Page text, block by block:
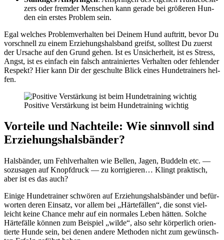
zers oder frem­der Men­schen kann gera­de bei grö­ße­ren Hun­
den ein ers­tes Pro­blem sein.
Egal wel­ches Pro­blem­ver­hal­ten bei Dei­nem Hund auf­tritt, bevor Du
vor­schnell zu einem Erzie­hungs­hals­band greifst, soll­test Du zuerst
der Ursa­che auf den Grund gehen. Ist es Unsi­cher­heit, ist es Stress,
Angst, ist es ein­fach ein falsch antrai­nier­tes Ver­hal­ten oder feh­len­der
Respekt? Hier kann Dir der geschul­te Blick eines Hun­de­trai­ners hel­
fen.
Posi­ti­ve Ver­stär­kung ist beim Hun­de­trai­ning wich­tig
Vor­tei­le und Nach­tei­le: Wie sinn­voll sind
Erzie­hungs­hals­bän­der?
Hals­bän­der, um Fehl­ver­hal­ten wie Bel­len, Jagen, Bud­deln etc. —
sozu­sa­gen auf Knopf­druck — zu kor­ri­gie­ren… Klingt prak­tisch,
aber ist es das auch?
Eini­ge Hun­de­trai­ner schwö­ren auf Erzie­hungs­hals­bän­der und befür­
wor­ten deren Ein­satz, vor allem bei „Här­te­fäl­len“, die sonst viel­
leicht kei­ne Chan­ce mehr auf ein nor­ma­les Leben hät­ten. Sol­che
Här­te­fäl­le kön­nen zum Bei­spiel „wil­de“, also sehr kör­per­lich ori­en­
tier­te Hun­de sein, bei denen ande­re Metho­den nicht zum gewünsch­